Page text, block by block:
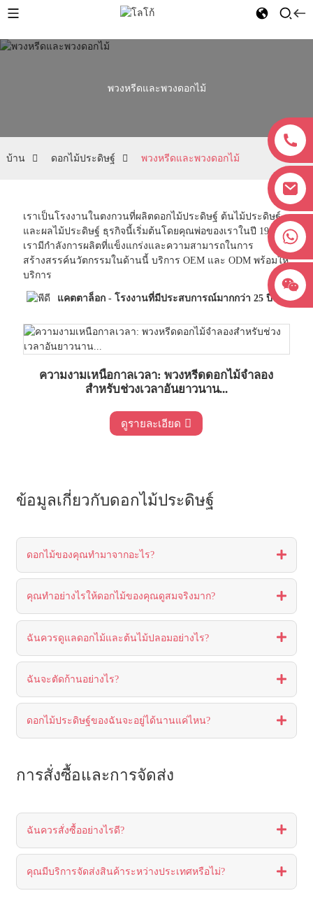
+8618038381627
พวงหรีดและพวงดอกไม้
บ้าน ดอกไม้ประดิษฐ์ พวงหรีดและพวงดอกไม้
เราเป็นโรงงานในตงกวนที่ผลิตดอกไม้ประดิษฐ์ ต้นไม้ประดิษฐ์
และผลไม้ประดิษฐ์ ธุรกิจนี้เริ่มต้นโดยคุณพ่อของเราในปี 1998
เรามีกำลังการผลิตที่แข็งแกร่งและความสามารถในการ
สร้างสรรค์นวัตกรรมในด้านนี้ บริการ OEM และ ODM พร้อมให้
บริการ
แคตตาล็อก - โรงงานที่มีประสบการณ์มากกว่า 25 ปี
ความงามเหนือกาลเวลา: พวงหรีดดอกไม้จำลอง
สำหรับช่วงเวลาอันยาวนาน...
ดูรายละเอียด
ข้อมูลเกี่ยวกับดอกไม้ประดิษฐ์
ดอกไม้ของคุณทำมาจากอะไร?
คุณทำอย่างไรให้ดอกไม้ของคุณดูสมจริงมาก?
ฉันควรดูแลดอกไม้และต้นไม้ปลอมอย่างไร?
ฉันจะตัดก้านอย่างไร?
ดอกไม้ประดิษฐ์ของฉันจะอยู่ได้นานแค่ไหน?
การสั่งซื้อและการจัดส่ง
ฉันควรสั่งซื้ออย่างไรดี?
คุณมีบริการจัดส่งสินค้าระหว่างประเทศหรือไม่?